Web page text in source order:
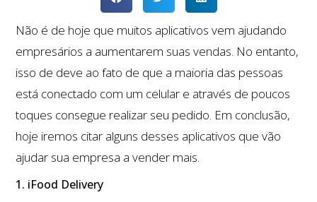
Não é de hoje que muitos aplicativos vem ajudando
empresários a aumentarem suas vendas. No entanto,
isso de deve ao fato de que a maioria das pessoas
está conectado com um celular e através de poucos
toques consegue realizar seu pedido. Em conclusão,
hoje iremos citar alguns desses aplicativos que vão
ajudar sua empresa a vender mais.
1. iFood Delivery